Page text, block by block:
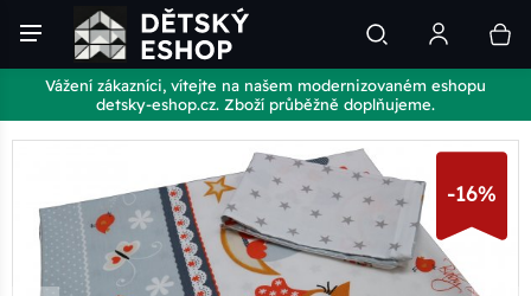
Vážení zákazníci, vítejte na našem modernizovaném eshopu
detsky-eshop.cz. Zboží průběžně doplňujeme.
-16%